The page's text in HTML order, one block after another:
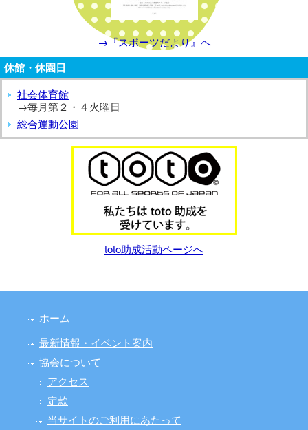
→『スポーツだより』へ
休館・休園日
社会体育館
→毎月第２・４火曜日
総合運動公園
toto助成活動ページへ
ホーム
最新情報・イベント案内
協会について
アクセス
定款
当サイトのご利用にあたって